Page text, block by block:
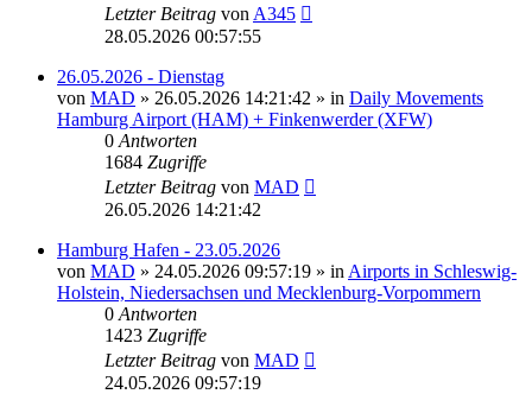
Letzter Beitrag von A345
28.05.2026 00:57:55
26.05.2026 - Dienstag
von MAD » 26.05.2026 14:21:42 » in Daily Movements
Hamburg Airport (HAM) + Finkenwerder (XFW)
0 Antworten
1684 Zugriffe
Letzter Beitrag von MAD
26.05.2026 14:21:42
Hamburg Hafen - 23.05.2026
von MAD » 24.05.2026 09:57:19 » in Airports in Schleswig-
Holstein, Niedersachsen und Mecklenburg-Vorpommern
0 Antworten
1423 Zugriffe
Letzter Beitrag von MAD
24.05.2026 09:57:19